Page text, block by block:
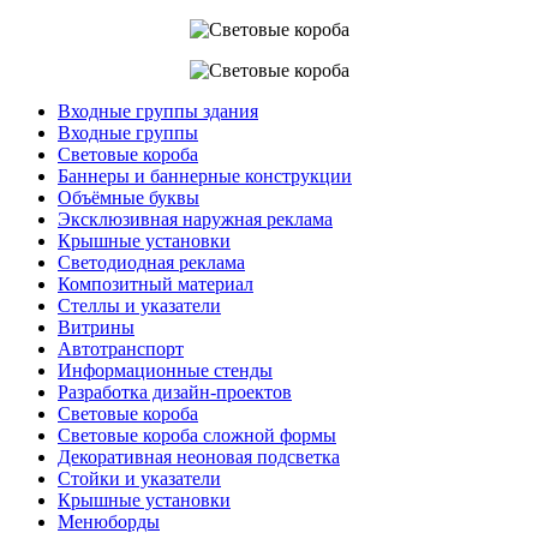
Входные группы здания
Входные группы
Световые короба
Баннеры и баннерные конструкции
Объёмные буквы
Эксклюзивная наружная реклама
Крышные установки
Светодиодная реклама
Композитный материал
Стеллы и указатели
Витрины
Автотранспорт
Информационные стенды
Разработка дизайн-проектов
Световые короба
Световые короба сложной формы
Декоративная неоновая подсветка
Стойки и указатели
Крышные установки
Менюборды